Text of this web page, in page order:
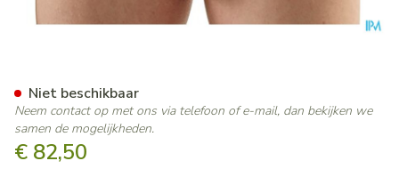
€ 82,50
Niet beschikbaar
Neem contact op met ons via telefoon of e-mail, dan bekijken we
samen de mogelijkheden.